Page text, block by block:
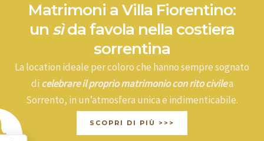
Matrimoni a Villa Fiorentino:
un sìda favola nella costiera
sorrentina
La location ideale per coloro che hanno sempre sognato
di celebrare il proprio matrimonio con rito civilea
Sorrento, in un’atmosfera unica e indimenticabile.
SCOPRI DI PIÙ >>>